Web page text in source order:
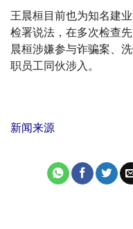
王晨桓目前也为知名建
检署说法，在多次检查
晨桓涉嫌参与诈骗案、
职员工同伙涉入。
新闻来源